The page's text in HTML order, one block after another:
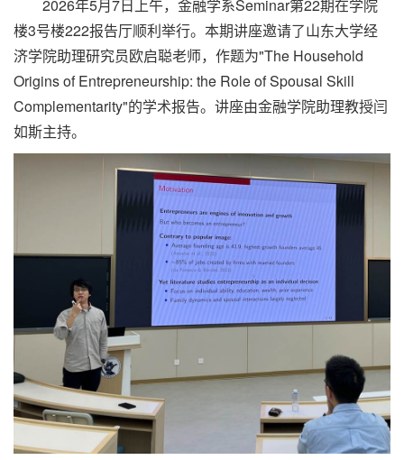
2026年5月7日上午，金融学系Seminar第22期在学院
楼3号楼222报告厅顺利举行。本期讲座邀请了山东大学经
济学院助理研究员欧启聪老师，作题为"The Household
Origins of Entrepreneurship: the Role of Spousal Skill
Complementarity"的学术报告。讲座由金融学院助理教授闫
如斯主持。